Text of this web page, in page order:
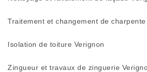
Traitement et changement de charpente
Isolation de toiture Verignon
Zingueur et travaux de zinguerie